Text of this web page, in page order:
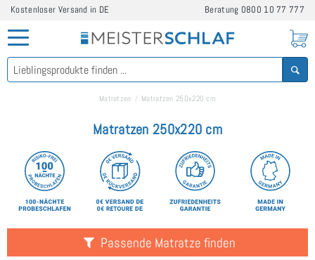
Kostenloser Versand in DE Beratung 0800 10 77 777
Matratzen Matratzen 250x220 cm
Matratzen 250x220 cm
Passende Matratze finden